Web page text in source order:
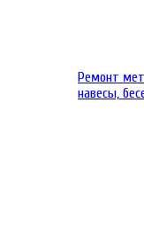
Ремонт
навесы,